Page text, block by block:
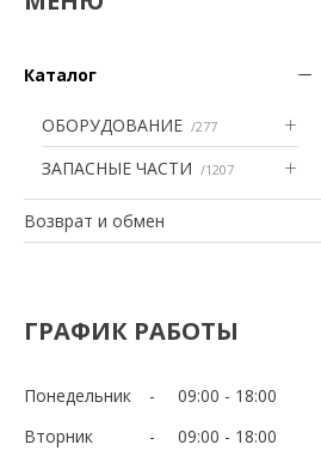
Каталог
ОБОРУДОВАНИЕ 277
ЗАПАСНЫЕ ЧАСТИ 1207
Возврат и обмен
ГРАФИК РАБОТЫ
Понедельник 09:00
18:00
Вторник
09:00
18:00